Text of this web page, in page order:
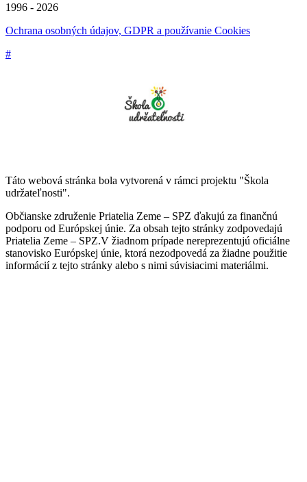
1996 - 2026
Ochrana osobných údajov, GDPR a používanie Cookies
#
Táto webová stránka bola vytvorená v rámci projektu "Škola
udržateľnosti".
Občianske združenie Priatelia Zeme – SPZ ďakujú za finančnú
podporu od Európskej únie. Za obsah tejto stránky zodpovedajú
Priatelia Zeme – SPZ.V žiadnom prípade nereprezentujú oficiálne
stanovisko Európskej únie, ktorá nezodpovedá za žiadne použitie
informácií z tejto stránky alebo s nimi súvisiacimi materiálmi.